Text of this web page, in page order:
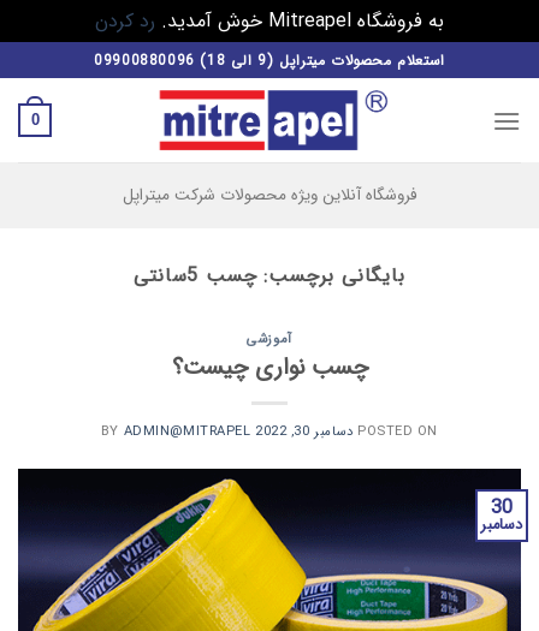
به فروشگاه Mitreapel خوش آمدید.
رد کردن
به
محتوا
استعلام محصولات میتراپل (9 الی 18) 09900880096
0
فروشگاه آنلاین ویژه محصولات شرکت میتراپل
بایگانی برچسب:چسب 5سانتی
آموزشی
چسب نواری چیست؟
POSTED ON دسامبر 30, 2022 ADMIN@MITRAPEL
30
دسامبر